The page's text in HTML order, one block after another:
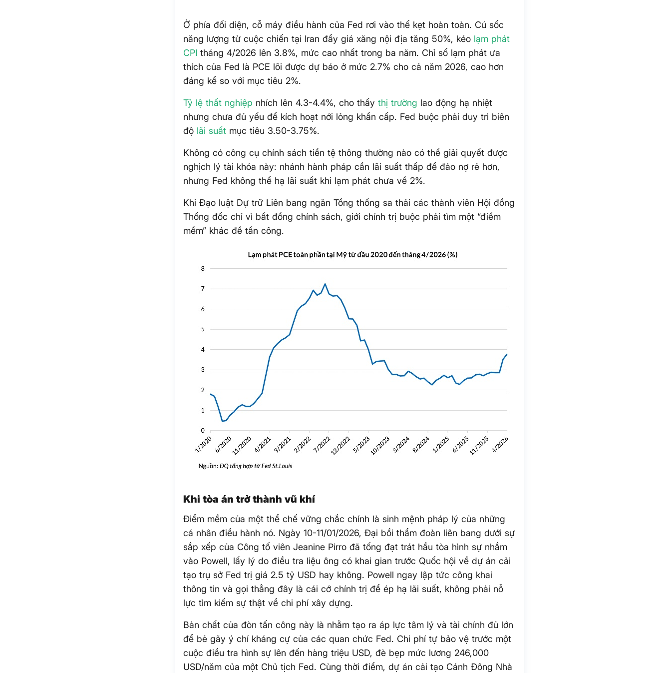
Ở phía đối diện, cỗ máy điều hành của Fed rơi vào thế kẹt hoàn toàn. Cú sốc
năng lượng từ cuộc chiến tại Iran đẩy giá xăng nội địa tăng 50%, kéo lạm phát
CPI tháng 4/2026 lên 3.8%, mức cao nhất trong ba năm. Chỉ số lạm phát ưa
thích của Fed là PCE lõi được dự báo ở mức 2.7% cho cả năm 2026, cao hơn
đáng kể so với mục tiêu 2%.
Tỷ lệ thất nghiệp nhích lên 4.3-4.4%, cho thấythị trường lao động hạ nhiệt
nhưng chưa đủ yếu để kích hoạt nới lỏng khẩn cấp. Fed buộc phải duy trì biên
độ lãi suất mục tiêu 3.50-3.75%.
Không có công cụ chính sách tiền tệ thông thường nào có thể giải quyết được
nghịch lý tài khóa này: nhánh hành pháp cần lãi suất thấp để đảo nợ rẻ hơn,
nhưng Fed không thể hạ lãi suất khi lạm phát chưa về 2%.
Khi Đạo luật Dự trữ Liên bang ngăn Tổng thống sa thải các thành viên Hội đồng
Thống đốc chỉ vì bất đồng chính sách, giới chính trị buộc phải tìm một “điểm
mềm” khác để tấn công.
Khi tòa án trở thành vũ khí
Điểm mềm của một thể chế vững chắc chính là sinh mệnh pháp lý của những
cá nhân điều hành nó. Ngày 10-11/01/2026, Đại bồi thẩm đoàn liên bang dưới sự
sắp xếp của Công tố viên Jeanine Pirro đã tống đạt trát hầu tòa hình sự nhắm
vào Powell, lấy lý do điều tra liệu ông có khai gian trước Quốc hội về dự án cải
tạo trụ sở Fed trị giá 2.5 tỷ USD hay không. Powell ngay lập tức công khai
thông tin và gọi thẳng đây là cái cớ chính trị để ép hạ lãi suất, không phải nỗ
lực tìm kiếm sự thật về chi phí xây dựng.
Bản chất của đòn tấn công này là nhằm tạo ra áp lực tâm lý và tài chính đủ lớn
để bẻ gãy ý chí kháng cự của các quan chức Fed. Chi phí tự bảo vệ trước một
cuộc điều tra hình sự lên đến hàng triệu USD, đè bẹp mức lương 246,000
USD/năm của một Chủ tịch Fed. Cùng thời điểm, dự án cải tạo Cánh Đông Nhà